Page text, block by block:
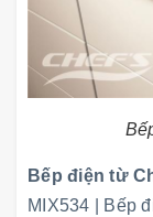
Bếp điện từ
MIX534
Bếp